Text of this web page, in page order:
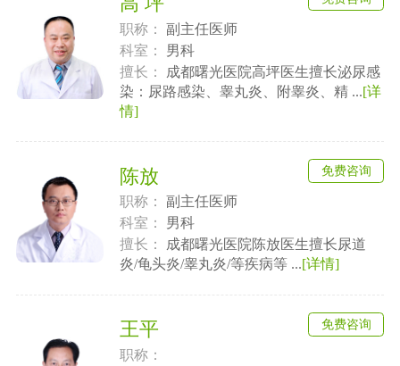
职称：
副主任医师
科室：
男科
擅长：
成都曙光医院高坪医生擅长泌尿感
染：尿路感染、睾丸炎、附睾炎、精 ...[详
情]
陈放
职称：
副主任医师
科室：
男科
擅长：
成都曙光医院陈放医生擅长尿道
炎/龟头炎/睾丸炎/等疾病等 ...[详情]
免费咨询
王平
职称：
免费咨询